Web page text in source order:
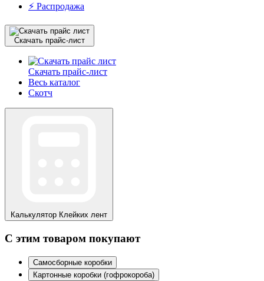
⚡️ Распродажа
Скачать прайс-лист
Скачать прайс-лист
Весь каталог
Скотч
Калькулятор Клейких лент
С этим товаром покупают
Самосборные коробки
Картонные коробки (гофрокороба)